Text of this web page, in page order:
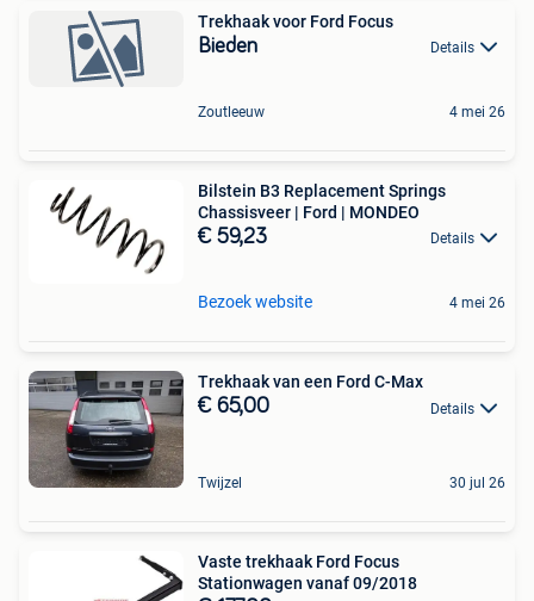
Trekhaak voor Ford Focus
Bieden Details
Zoutleeuw 4 mei 26
Bilstein B3 Replacement Springs
Chassisveer | Ford | MONDEO
€ 59,23 Details
Bezoek website 4 mei 26
Trekhaak van een Ford C-Max
€ 65,00 Details
Twijzel 30 jul 26
Vaste trekhaak Ford Focus
Stationwagen vanaf 09/2018